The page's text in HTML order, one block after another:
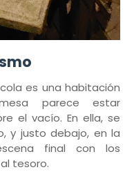
es una habitación
parece estar
el vacío. En ella, se
y justo debajo, en la
final con los
tesoro.